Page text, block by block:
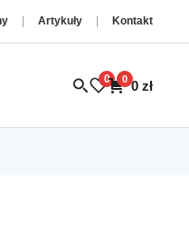
Artykuły Kontakt
0 0 0 zł